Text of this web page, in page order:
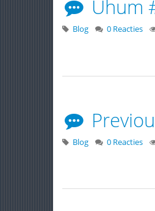
Uhum
Blog 0 Reacties
Blog 0 Reacties